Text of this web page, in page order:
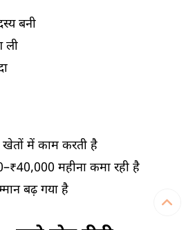
बनी
ली
खेतों में काम करती है
महीना कमा रही है
बढ़ गया है